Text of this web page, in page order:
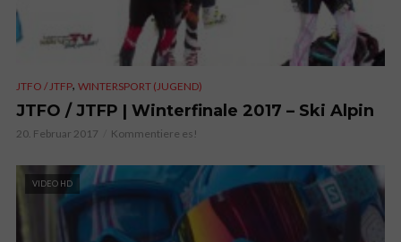
JTFO / JTFP, WINTERSPORT (JUGEND)
JTFO / JTFP | Winterfinale 2017 – Ski Alpin
20. Februar 2017 Kommentiere es!
VIDEO HD